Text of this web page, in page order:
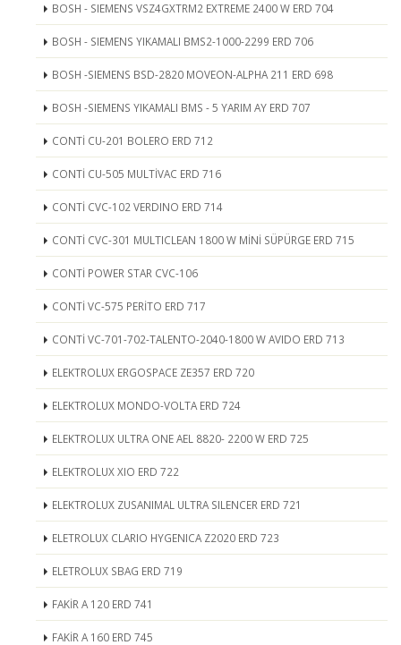
BOSH - SIEMENS VSZ4GXTRM2 EXTREME 2400 W ERD 704
BOSH - SIEMENS YIKAMALI BMS2-1000-2299 ERD 706
BOSH -SIEMENS BSD-2820 MOVEON-ALPHA 211 ERD 698
BOSH -SIEMENS YIKAMALI BMS - 5 YARIM AY ERD 707
CONTİ CU-201 BOLERO ERD 712
CONTİ CU-505 MULTİVAC ERD 716
CONTİ CVC-102 VERDINO ERD 714
CONTİ CVC-301 MULTICLEAN 1800 W MİNİ SÜPÜRGE ERD 715
CONTİ POWER STAR CVC-106
CONTİ VC-575 PERİTO ERD 717
CONTİ VC-701-702-TALENTO-2040-1800 W AVIDO ERD 713
ELEKTROLUX ERGOSPACE ZE357 ERD 720
ELEKTROLUX MONDO-VOLTA ERD 724
ELEKTROLUX ULTRA ONE AEL 8820- 2200 W ERD 725
ELEKTROLUX XIO ERD 722
ELEKTROLUX ZUSANIMAL ULTRA SILENCER ERD 721
ELETROLUX CLARIO HYGENICA Z2020 ERD 723
ELETROLUX SBAG ERD 719
FAKİR A 120 ERD 741
FAKİR A 160 ERD 745